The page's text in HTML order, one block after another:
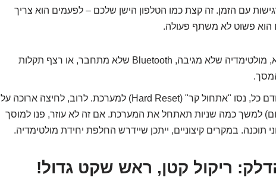
עם הזמן. זה קצת כמו הטלפון הישן שלכם – לפעמים הוא צריך
הוא פשוט לא משתף פעולה.
מסך קפוא, מולטימדיה שלא מגיבה, Bluetooth שלא מתחבר, או רצף תקלות
קודם כל, נסו "אתחול קר" (Hard Reset) למערכת. לרוב, לחיצה ארוכה על
למשך כמה שניות תאתחל את המערכת. אם זה לא עוזר, פנו למוסך
תוכנה. במקרים קיצוניים, ייתכן שיידרש החלפת יחידת מולטימדיה.